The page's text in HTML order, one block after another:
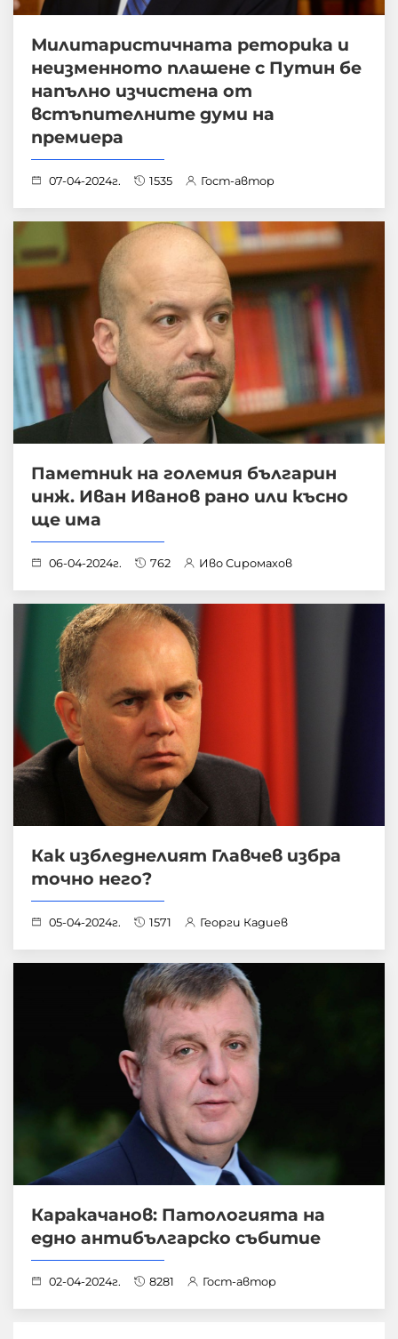
Милитаристичната реторика и
неизменното плашене с Путин бе
напълно изчистена от
встъпителните думи на
премиера
07-04-2024г. 1535 Гост-автор
Паметник на големия българин
инж. Иван Иванов рано или късно
ще има
06-04-2024г. 762 Иво Сиромахов
Как избледнелият Главчев избра
точно него?
05-04-2024г. 1571 Георги Кадиев
Каракачанов: Патологията на
едно антибългарско събитие
02-04-2024г. 8281 Гост-автор